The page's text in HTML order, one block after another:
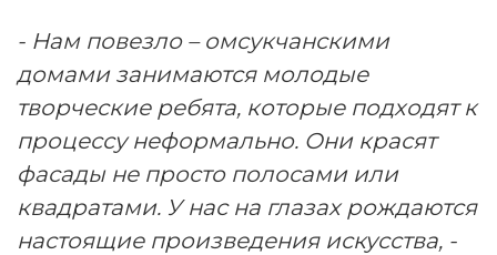
- Нам повезло – омсукчанскими
домами занимаются молодые
творческие ребята, которые подходят к
процессу неформально. Они красят
фасады не просто полосами или
квадратами. У нас на глазах рождаются
настоящие произведения искусства, -